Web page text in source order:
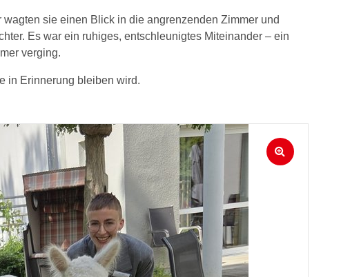
sie einen Blick in die angrenzenden Zimmer und
Es war ein ruhiges, entschleunigtes Miteinander – ein
verging.
in Erinnerung bleiben wird.